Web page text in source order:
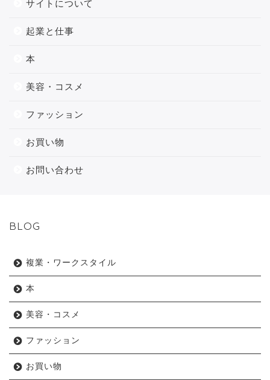
サイトについて
起業と仕事
本
美容・コスメ
ファッション
お買い物
お問い合わせ
BLOG
複業・ワークスタイル
本
美容・コスメ
ファッション
お買い物